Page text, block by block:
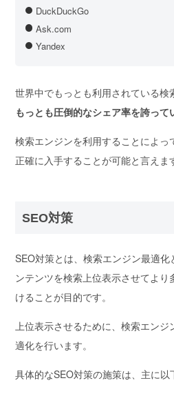
DuckDuckGo
Ask.com
Yandex
世界中でもっとも利用されている検
もっとも圧倒的なシェア率を誇って
検索エンジンを利用することによっ
正確に入手することが可能と言えま
SEO対策
SEO対策とは、検索エンジン最適化
ンテンツを検索上位表示させてよ
けることが目的です。
上位表示させるために、検索エンジ
適化を行います。
具体的なSEO対策の施策は、主に以